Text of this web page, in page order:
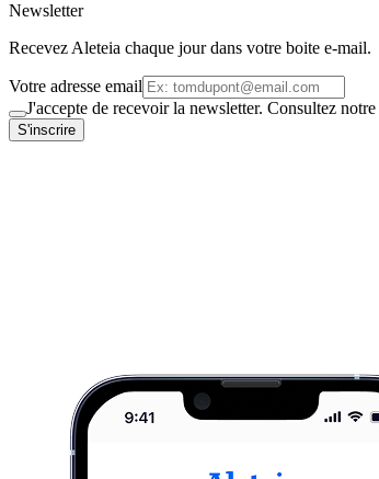
Newsletter
Recevez Aleteia chaque jour dans votre boite e-mail.
Votre adresse email
J'accepte de recevoir la newsletter. Consultez notre
S'inscrire